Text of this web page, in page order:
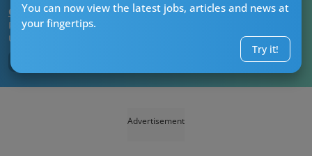
You can now view the latest jobs, articles and news at
your fingertips.
Try it!
CTgoodjobs’ Editor
Published:2021-12-17
Updated:
Advertisement